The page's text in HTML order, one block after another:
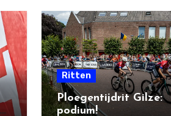
Ritten
Ploegentijdrit Gilze:
podium!